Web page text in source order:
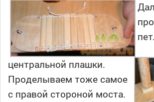
центральной плашки.
Проделываем тоже самое
с правой стороной моста.